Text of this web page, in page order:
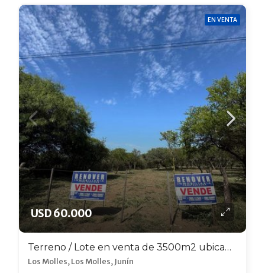
EN VENTA
USD 60.000
Terreno / Lote en venta de 3500m2 ubicado en Los Molles
Los Molles, Los Molles, Junín